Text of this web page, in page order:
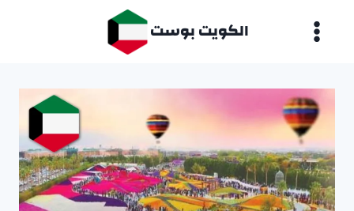
الكويت بوست